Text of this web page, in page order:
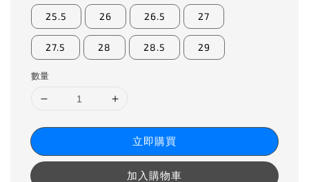
25.5 26 26.5 27
27.5 28 28.5 29
數量
立即購買
加入購物車